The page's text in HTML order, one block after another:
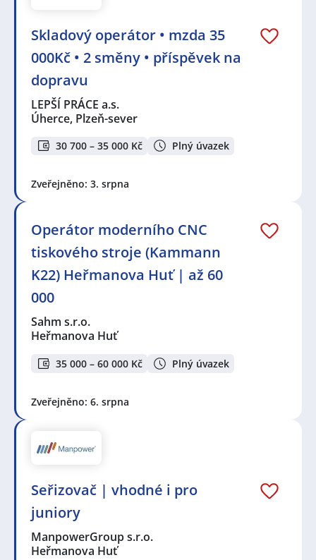
Skladový operátor • mzda 35
000Kč • 2 směny • příspěvek na
dopravu
LEPŠÍ PRÁCE a.s.
Úherce, Plzeň-sever
30 700 – 35 000 Kč Plný úvazek
Zveřejněno: 3. srpna
Operátor moderního CNC
tiskového stroje (Kammann
K22) Heřmanova Huť | až 60
000
Sahm s.r.o.
Heřmanova Huť
35 000 – 60 000 Kč Plný úvazek
Zveřejněno: 6. srpna
Seřizovač | vhodné i pro
juniory
ManpowerGroup s.r.o.
Heřmanova Huť